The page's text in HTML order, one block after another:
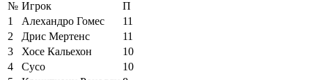
№ Игрок
П
1
Алехандро Гомес
11
2
Дрис Мертенс
11
3
Хосе Кальехон
10
4
Сусо
10